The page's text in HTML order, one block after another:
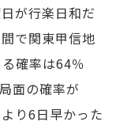
が行楽日和だ
で関東甲信地
確率は64％
面の確率が
り6日早かった